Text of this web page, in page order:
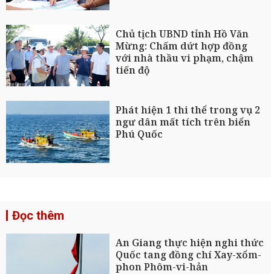
Chủ tịch UBND tỉnh Hồ Văn
Mừng: Chấm dứt hợp đồng
với nhà thầu vi phạm, chậm
tiến độ
Phát hiện 1 thi thể trong vụ 2
ngư dân mất tích trên biển
Phú Quốc
Đọc thêm
An Giang thực hiện nghi thức
Quốc tang đồng chí Xay-xổm-
phon Phôm-vi-hản